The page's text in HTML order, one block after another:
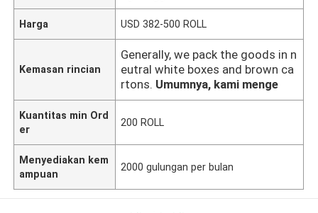
Harga USD 382-500 ROLL
Kemasan rincian
Generally, we pack the goods in n
eutral white boxes and brown ca
rtons. Umumnya, kami menge
Kuantitas min Ord
er
200 ROLL
Menyediakan kem
ampuan
2000 gulungan per bulan